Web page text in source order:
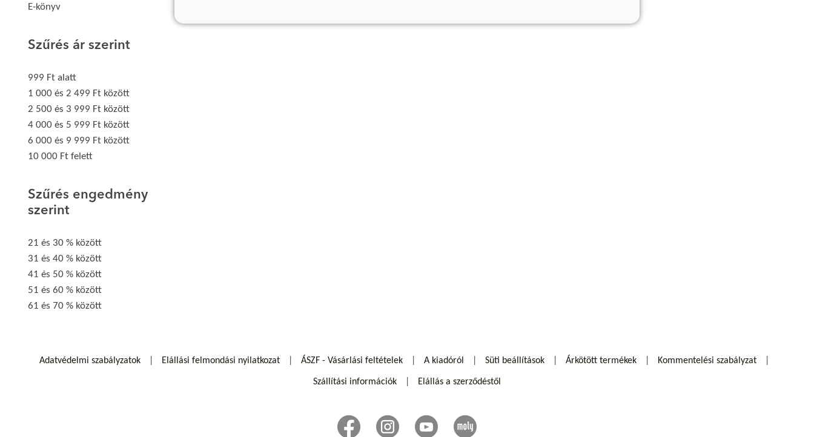
E-könyv
Szűrés ár szerint
999 Ft alatt
1 000 és 2 499 Ft között
2 500 és 3 999 Ft között
4 000 és 5 999 Ft között
6 000 és 9 999 Ft között
10 000 Ft felett
Szűrés engedmény
szerint
21 és 30 % között
31 és 40 % között
41 és 50 % között
51 és 60 % között
61 és 70 % között
Adatvédelmi szabályzatok Elállási felmondási nyilatkozat ÁSZF - Vásárlási feltételek A kiadóról Süti beállítások Árkötött termékek Kommentelési szabályzat
Szállítási információk Elállás a szerződéstől